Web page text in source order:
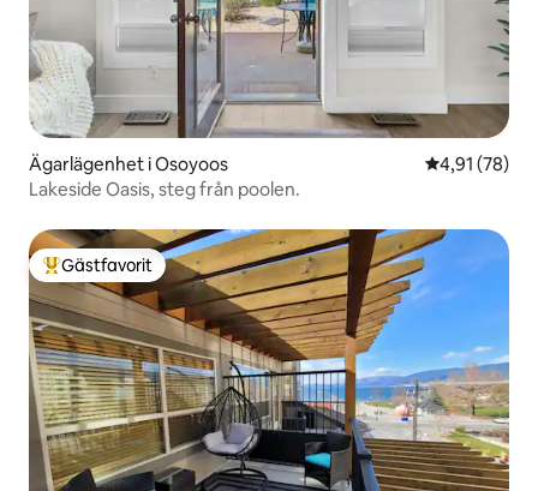
Ägarlägenhet i Osoyoos 4,91 av 5 i
4,91 (78)
Lakeside Oasis, steg från poolen.
Populär gästfavorit
Gästfavorit